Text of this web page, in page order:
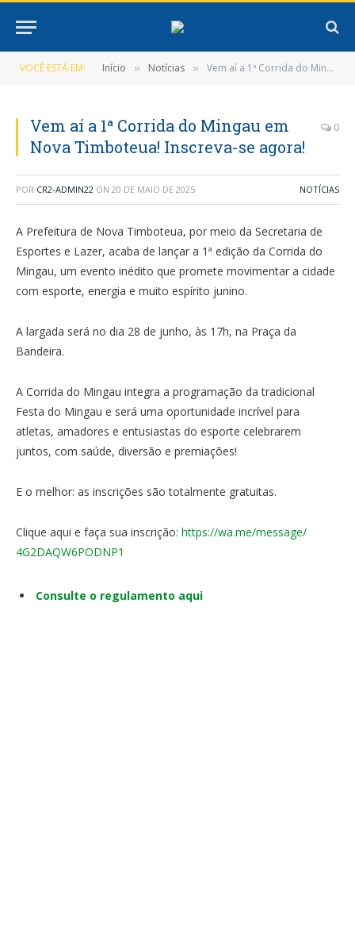
VOCÊ ESTÁ EM: Início » Notícias » Vem aí a 1ª Corrida do Mingau em Nova Timboteua! Inscreva-se agora!
Vem aí a 1ª Corrida do Mingau em
Nova Timboteua! Inscreva-se agora!
0
POR CR2-ADMIN22 ON 20 DE MAIO DE 2025 NOTÍCIAS
A Prefeitura de Nova Timboteua, por meio da Secretaria de
Esportes e Lazer, acaba de lançar a 1ª edição da Corrida do
Mingau, um evento inédito que promete movimentar a cidade
com esporte, energia e muito espírito junino.
A largada será no dia 28 de junho, às 17h, na Praça da
Bandeira.
A Corrida do Mingau integra a programação da tradicional
Festa do Mingau e será uma oportunidade incrível para
atletas, amadores e entusiastas do esporte celebrarem
juntos, com saúde, diversão e premiações!
E o melhor: as inscrições são totalmente gratuitas.
Clique aqui e faça sua inscrição: https://wa.me/message/
4G2DAQW6PODNP1
Consulte o regulamento aqui